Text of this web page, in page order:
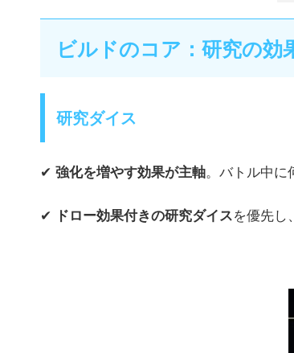
ビルドのコア：研究の効
研究ダイス
✔ 強化を増やす効果が主軸。バトル中に
✔ ドロー効果付きの研究ダイスを優先し